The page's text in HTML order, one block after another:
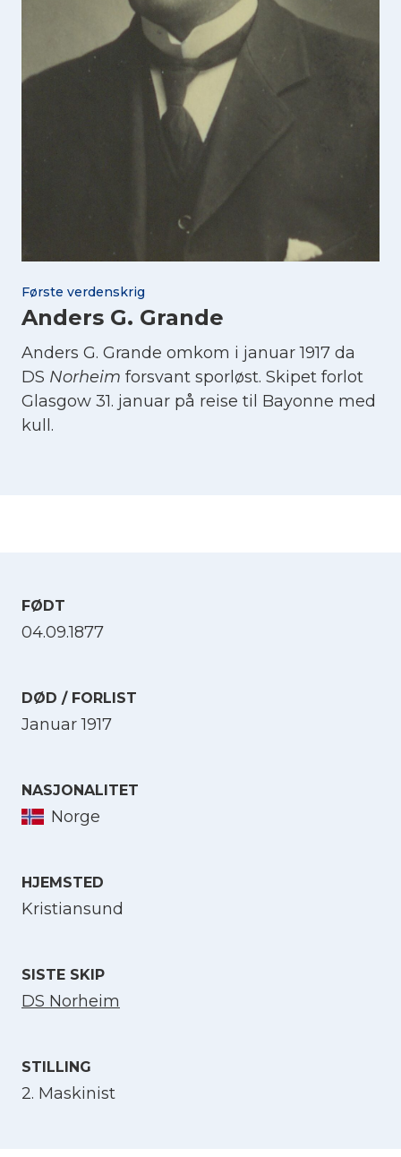
Første verdenskrig
Anders G. Grande
Anders G. Grande omkom i januar 1917 da
DS Norheim forsvant sporløst. Skipet forlot
Glasgow 31. januar på reise til Bayonne med
kull.
FØDT
04.09.1877
DØD / FORLIST
Januar 1917
NASJONALITET
Norge
HJEMSTED
Kristiansund
SISTE SKIP
DS Norheim
STILLING
2. Maskinist
English